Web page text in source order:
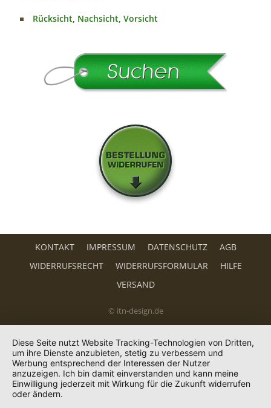
Rücksicht, Nachsicht, Vorsicht
KONTAKT IMPRESSUM DATENSCHUTZ
AGB
WIDERRUFSRECHT
WIDERRUFSFORMULAR
HILFE
VERSAND
© itn-design.de
Diese Seite nutzt Website Tracking-Technologien von Dritten,
um ihre Dienste anzubieten, stetig zu verbessern und
Werbung entsprechend der Interessen der Nutzer
anzuzeigen. Ich bin damit einverstanden und kann meine
Einwilligung jederzeit mit Wirkung für die Zukunft widerrufen
oder ändern.